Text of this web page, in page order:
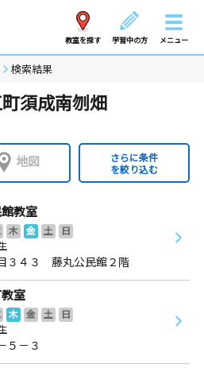
教室を探す 学習中の方 メニュー
検索結果
須成南刎畑
地図
さらに条件
を絞り込む
教室
木 金 土
日
３４３ 藤丸公民館２階
室
木 金 土
日
５－３